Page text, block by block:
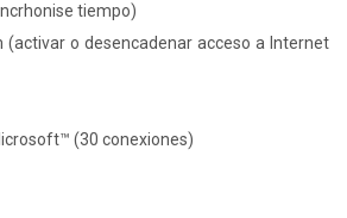
tiempo)
(activar o desencadenar acceso a Internet
(30 conexiones)